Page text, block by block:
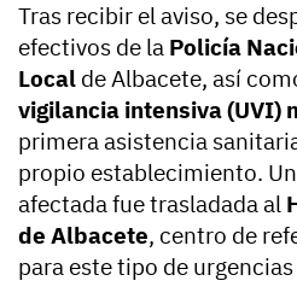
Tras recibir el aviso, se
efectivos de la Policía
Local de Albacete, así
vigilancia intensiva (UVI)
primera asistencia
propio establecimiento.
afectada fue trasladada al
de Albacete, centro de
para este tipo de